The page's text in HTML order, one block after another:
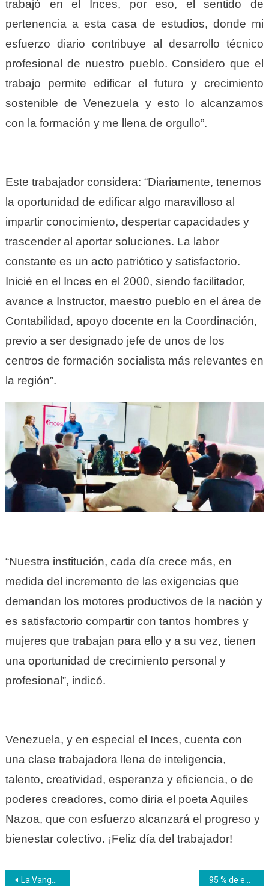
trabajó en el Inces, por eso, el sentido de
pertenencia a esta casa de estudios, donde mi
esfuerzo diario contribuye al desarrollo técnico
profesional de nuestro pueblo. Considero que el
trabajo permite edificar el futuro y crecimiento
sostenible de Venezuela y esto lo alcanzamos
con la formación y me llena de orgullo”.
Este trabajador considera: “Diariamente, tenemos
la oportunidad de edificar algo maravilloso al
impartir conocimiento, despertar capacidades y
trascender al aportar soluciones. La labor
constante es un acto patriótico y satisfactorio.
Inicié en el Inces en el 2000, siendo facilitador,
avance a Instructor, maestro pueblo en el área de
Contabilidad, apoyo docente en la Coordinación,
previo a ser designado jefe de unos de los
centros de formación socialista más relevantes en
la región”.
“Nuestra institución, cada día crece más, en
medida del incremento de las exigencias que
demandan los motores productivos de la nación y
es satisfactorio compartir con tantos hombres y
mujeres que trabajan para ello y a su vez, tienen
una oportunidad de crecimiento personal y
profesional”, indicó.
Venezuela, y en especial el Inces, cuenta con
una clase trabajadora llena de inteligencia,
talento, creatividad, esperanza y eficiencia, o de
poderes creadores, como diría el poeta Aquiles
Nazoa, que con esfuerzo alcanzará el progreso y
bienestar colectivo. ¡Feliz día del trabajador!
Navegación
La Vanguardia del Inces salió a la calle para conmemorar el Día Internacional del Trabajador